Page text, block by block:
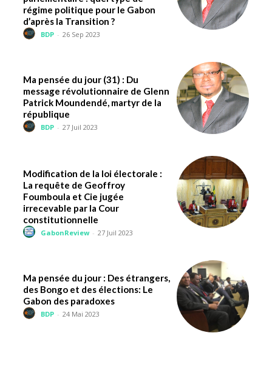
régime politique pour le Gabon
d’après la Transition ?
BDP - 26 Sep 2023
Ma pensée du jour (31) : Du
message révolutionnaire de Glenn
Patrick Moundendé, martyr de la
république
BDP - 27 Juil 2023
Modification de la loi électorale :
La requête de Geoffroy
Foumboula et Cie jugée
irrecevable par la Cour
constitutionnelle
GabonReview - 27 Juil 2023
Ma pensée du jour : Des étrangers,
des Bongo et des élections: Le
Gabon des paradoxes
BDP - 24 Mai 2023